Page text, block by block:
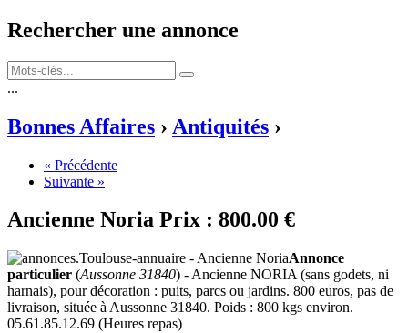
Rechercher une annonce
...
Bonnes Affaires › Antiquités ›
« Précédente
Suivante »
Ancienne Noria Prix : 800.00 €
Annonce
particulier (Aussonne 31840) - Ancienne NORIA (sans godets, ni
harnais), pour décoration : puits, parcs ou jardins. 800 euros, pas de
livraison, située à Aussonne 31840. Poids : 800 kgs environ.
05.61.85.12.69 (Heures repas)